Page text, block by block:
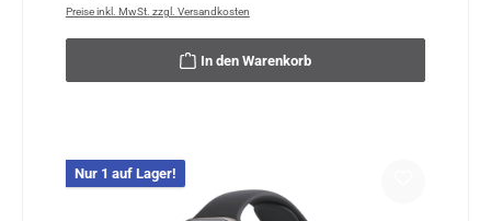
Preise inkl. MwSt. zzgl. Versandkosten
In den Warenkorb
Nur 1 auf Lager!